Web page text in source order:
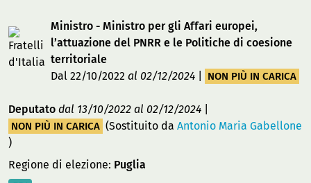
Ministro - Ministro per gli Affari europei,
l’attuazione del PNRR e le Politiche di coesione
territoriale
Dal 22/10/2022 al 02/12/2024 NON PIÙ IN CARICA
Deputato dal 13/10/2022 al 02/12/2024
NON PIÙ IN CARICA (Sostituito da Antonio Maria Gabellone
)
Regione di elezione: Puglia